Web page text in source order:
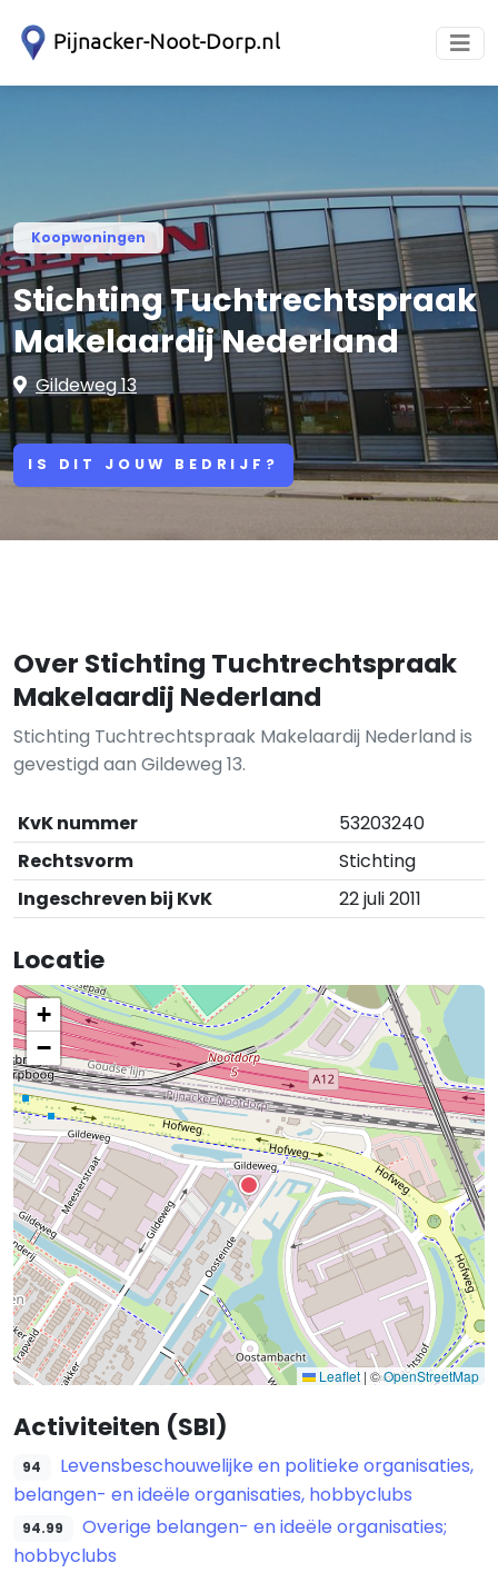
Koopwoningen
Stichting Tuchtrechtspraak
Makelaardij Nederland
Gildeweg 13
IS DIT JOUW BEDRIJF?
Over Stichting Tuchtrechtspraak
Makelaardij Nederland
Stichting Tuchtrechtspraak Makelaardij Nederland is
gevestigd aan Gildeweg 13.
KvK nummer
53203240
Rechtsvorm
Stichting
Ingeschreven bij KvK
22 juli 2011
Locatie
+
−
Leaflet | ©OpenStreetMap
Activiteiten (SBI)
94
Levensbeschouwelijke en politieke organisaties,
belangen- en ideële organisaties, hobbyclubs
94.99
Overige belangen- en ideële organisaties;
hobbyclubs